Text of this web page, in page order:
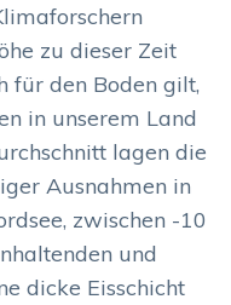
zu dieser Zeit
für den Boden gilt,
in unserem Land
lagen die
Ausnahmen in
zwischen -10
und
dicke Eisschicht